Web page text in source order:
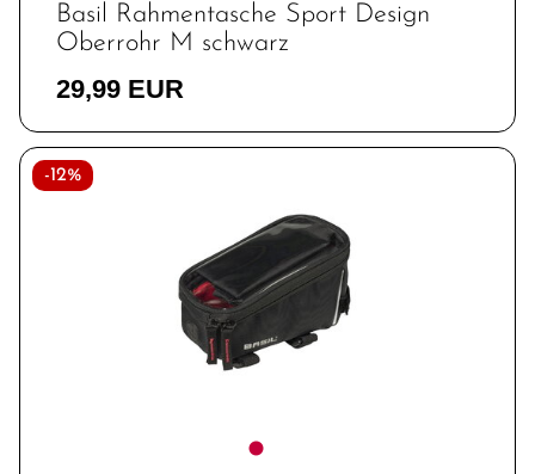
Basil Rahmentasche Sport Design
Oberrohr M schwarz
29,99 EUR
-12%